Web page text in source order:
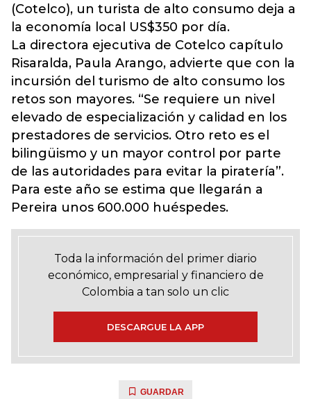
(Cotelco), un turista de alto consumo deja a
la economía local US$350 por día.
La directora ejecutiva de Cotelco capítulo
Risaralda, Paula Arango, advierte que con la
incursión del turismo de alto consumo los
retos son mayores. “Se requiere un nivel
elevado de especialización y calidad en los
prestadores de servicios. Otro reto es el
bilingüismo y un mayor control por parte
de las autoridades para evitar la piratería”.
Para este año se estima que llegarán a
Pereira unos 600.000 huéspedes.
Toda la información del primer diario
económico, empresarial y financiero de
Colombia a tan solo un clic
DESCARGUE LA APP
GUARDAR